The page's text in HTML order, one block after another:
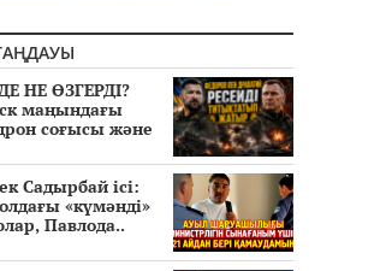
НЕ ӨЗГЕРДІ?
маңындағы
соғысы және
Садырбай ісі:
«күмәнді»
Павлода..